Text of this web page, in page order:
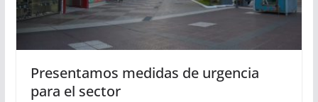
Presentamos medidas de urgencia
para el sector